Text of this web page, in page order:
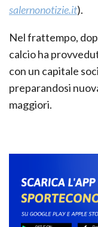
salernonotizie.it).
Nel frattempo,
calcio ha
con un capitale
preparandosi
maggiori.